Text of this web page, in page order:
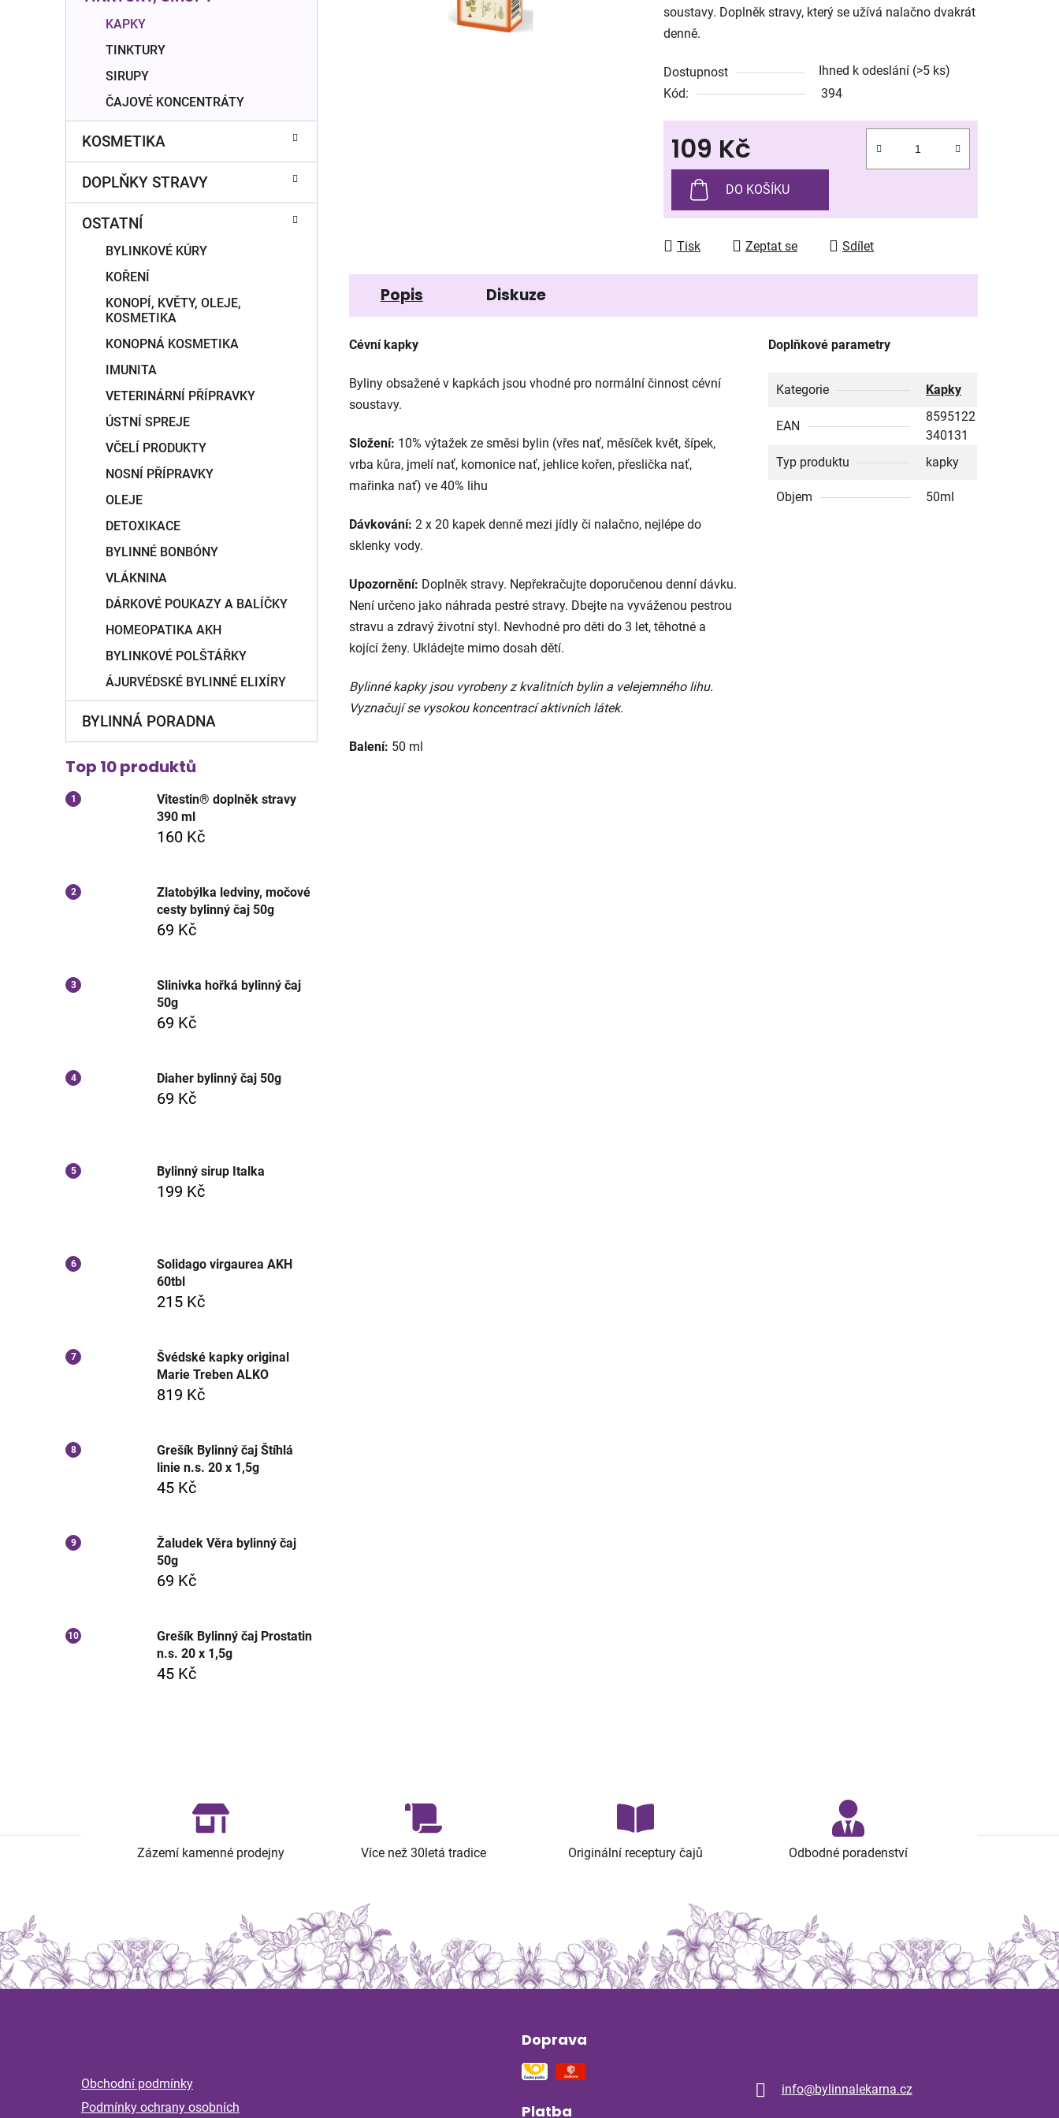
KAPKY
TINKTURY
SIRUPY
ČAJOVÉ KONCENTRÁTY
KOSMETIKA
DOPLŇKY STRAVY
OSTATNÍ
BYLINKOVÉ KÚRY
KOŘENÍ
KONOPÍ, KVĚTY, OLEJE,
KOSMETIKA
KONOPNÁ KOSMETIKA
IMUNITA
VETERINÁRNÍ PŘÍPRAVKY
ÚSTNÍ SPREJE
VČELÍ PRODUKTY
NOSNÍ PŘÍPRAVKY
OLEJE
DETOXIKACE
BYLINNÉ BONBÓNY
VLÁKNINA
DÁRKOVÉ POUKAZY A BALÍČKY
HOMEOPATIKA AKH
BYLINKOVÉ POLŠTÁŘKY
ÁJURVÉDSKÉ BYLINNÉ ELIXÍRY
BYLINNÁ PORADNA
Top 10 produktů
Vitestin® doplněk stravy
390 ml
160 Kč
Zlatobýlka ledviny, močové
cesty bylinný čaj 50g
69 Kč
Slinivka hořká bylinný čaj
50g
69 Kč
Diaher bylinný čaj 50g
69 Kč
Bylinný sirup Italka
199 Kč
Solidago virgaurea AKH
60tbl
215 Kč
Švédské kapky original
Marie Treben ALKO
819 Kč
Grešík Bylinný čaj Štíhlá
linie n.s. 20 x 1,5g
45 Kč
Žaludek Věra bylinný čaj
50g
69 Kč
Grešík Bylinný čaj Prostatin
n.s. 20 x 1,5g
45 Kč
0,0
z
hvězdiček.
soustavy. Doplněk stravy, který se užívá nalačno dvakrát
denně.
Dostupnost Ihned k odeslání (>5 ks)
Kód:
394
109 Kč
Měrná cena:
DO KOŠÍKU
Tisk Zeptat se Sdílet
Popis Diskuze
Cévní kapky
Byliny obsažené v kapkách jsou vhodné pro normální činnost cévní
soustavy.
Složení: 10% výtažek ze směsi bylin (vřes nať, měsíček květ, šípek,
vrba kůra, jmelí nať, komonice nať, jehlice kořen, přeslička nať,
mařinka nať) ve 40% lihu
Dávkování: 2 x 20 kapek denně mezi jídly či nalačno, nejlépe do
sklenky vody.
Upozornění: Doplněk stravy. Nepřekračujte doporučenou denní dávku.
Není určeno jako náhrada pestré stravy. Dbejte na vyváženou pestrou
stravu a zdravý životní styl. Nevhodné pro děti do 3 let, těhotné a
kojící ženy. Ukládejte mimo dosah dětí.
Bylinné kapky jsou vyrobeny z kvalitních bylin a velejemného lihu.
Vyznačují se vysokou koncentrací aktivních látek.
Balení: 50 ml
Doplňkové parametry
Kategorie Kapky
EAN
8595122
340131
Typ produktu
kapky
Objem 50ml
Zázemí kamenné prodejny Více než 30letá tradice Originální receptury čajů Odbodné poradenství
Obchodní podmínky
Podmínky ochrany osobních
Doprava
Platba
info@bylinnalekarna.cz